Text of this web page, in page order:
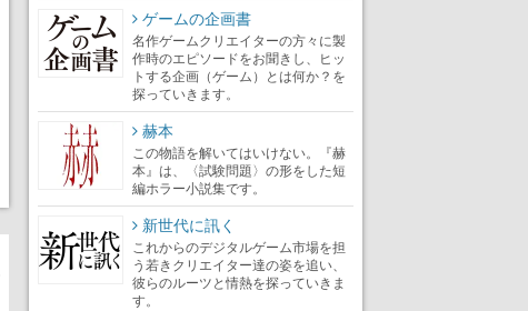
ゲームの企画書
名作ゲームクリエイターの方々に製
作時のエピソードをお聞きし、ヒッ
トする企画（ゲーム）とは何か？を
探っていきます。
赫本
この物語を解いてはいけない。『赫
本』は、〈試験問題〉の形をした短
編ホラー小説集です。
新世代に訊く
これからのデジタルゲーム市場を担
う若きクリエイター達の姿を追い、
彼らのルーツと情熱を探っていきま
す。